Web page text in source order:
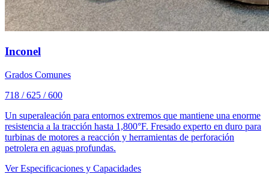
Inconel
Grados Comunes
718 / 625 / 600
Un superaleación para entornos extremos que mantiene una enorme
resistencia a la tracción hasta 1,800°F. Fresado experto en duro para
turbinas de motores a reacción y herramientas de perforación
petrolera en aguas profundas.
Ver Especificaciones y Capacidades